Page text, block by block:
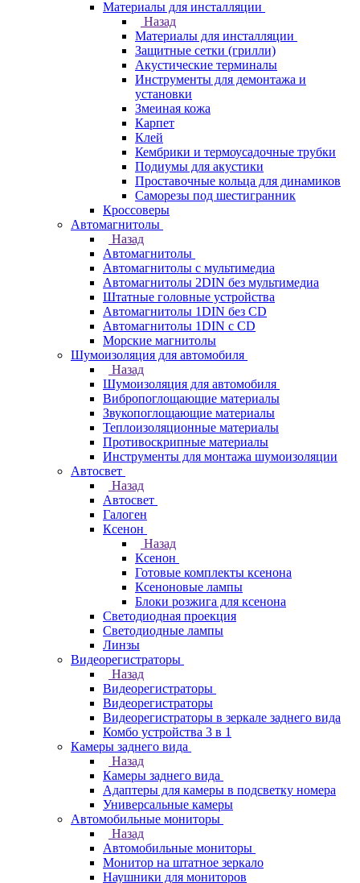
Материалы для инсталляции
Назад
Материалы для инсталляции
Защитные сетки (грилли)
Акустические терминалы
Инструменты для демонтажа и
установки
Змеиная кожа
Карпет
Клей
Кембрики и термоусадочные трубки
Подиумы для акустики
Проставочные кольца для динамиков
Саморезы под шестигранник
Кроссоверы
Автомагнитолы
Назад
Автомагнитолы
Автомагнитолы с мультимедиа
Автомагнитолы 2DIN без мультимедиа
Штатные головные устройства
Автомагнитолы 1DIN без CD
Автомагнитолы 1DIN с CD
Морские магнитолы
Шумоизоляция для автомобиля
Назад
Шумоизоляция для автомобиля
Вибропоглощающие материалы
Звукопоглощающие материалы
Теплоизоляционные материалы
Противоскрипные материалы
Инструменты для монтажа шумоизоляции
Автосвет
Назад
Автосвет
Галоген
Ксенон
Назад
Ксенон
Готовые комплекты ксенона
Ксеноновые лампы
Блоки розжига для ксенона
Светодиодная проекция
Светодиодные лампы
Линзы
Видеорегистраторы
Назад
Видеорегистраторы
Видеорегистраторы
Видеорегистраторы в зеркале заднего вида
Комбо устройства 3 в 1
Камеры заднего вида
Назад
Камеры заднего вида
Адаптеры для камеры в подсветку номера
Универсальные камеры
Автомобильные мониторы
Назад
Автомобильные мониторы
Монитор на штатное зеркало
Наушники для мониторов